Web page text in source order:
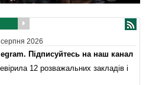
2026
Підписуйтесь на наш канал
12 розважальних закладів і